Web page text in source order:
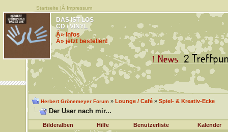
Startseite |Â Impressum
DAS IST LOS
CD / VINYL
Â» Infos
Â» jetzt bestellen!
Herbert Grönemeyer Forum» Lounge / Café» Spiel- & Kreativ-Ecke
Der User nach mir...
Bilderalben Hilfe Benutzerliste Kalender